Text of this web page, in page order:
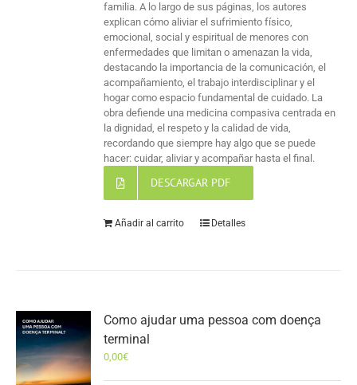
familia. A lo largo de sus páginas, los autores
explican cómo aliviar el sufrimiento físico,
emocional, social y espiritual de menores con
enfermedades que limitan o amenazan la vida,
destacando la importancia de la comunicación, el
acompañamiento, el trabajo interdisciplinar y el
hogar como espacio fundamental de cuidado. La
obra defiende una medicina compasiva centrada en
la dignidad, el respeto y la calidad de vida,
recordando que siempre hay algo que se puede
hacer: cuidar, aliviar y acompañar hasta el final.
DESCARGAR PDF
Añadir al carrito Detalles
Como ajudar uma pessoa com doença
terminal
0,00€